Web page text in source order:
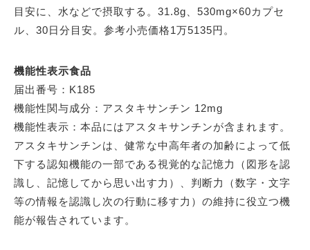
目安に、水などで摂取する。31.8g、530mg×60カプセ
ル、30日分目安。参考小売価格1万5135円。
機能性表示食品
届出番号：K185
機能性関与成分：アスタキサンチン 12mg
機能性表示：本品にはアスタキサンチンが含まれます。
アスタキサンチンは、健常な中高年者の加齢によって低
下する認知機能の一部である視覚的な記憶力（図形を認
識し、記憶してから思い出す力）、判断力（数字・文字
等の情報を認識し次の行動に移す力）の維持に役立つ機
能が報告されています。